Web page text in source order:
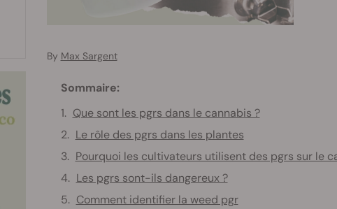
By Max Sargent
Sommaire:
Que sont les pgrs dans le cannabis ?
Le rôle des pgrs dans les plantes
Pourquoi les cultivateurs utilisent des pgrs sur le
Les pgrs sont-ils dangereux ?
Comment identifier la weed pgr